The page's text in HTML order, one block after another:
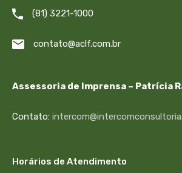
(81) 3221-1000
contato@aclf.com.br
Assessoria de Imprensa – Patrícia
Contato:
Horários de Atendimento